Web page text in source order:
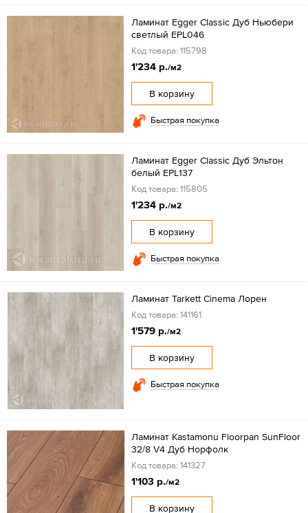
Ламинат Egger Classic Дуб Ньюбери
светлый EPL046
Код товара: 115798
1'234 р./м2
В корзину
Быстрая покупка
Ламинат Egger Classic Дуб Эльтон
белый EPL137
Код товара: 115805
1'234 р./м2
В корзину
Быстрая покупка
Ламинат Tarkett Cinema Лорен
Код товара: 141161
1'579 р./м2
В корзину
Быстрая покупка
Ламинат Kastamonu Floorpan SunFloor
32/8 V4 Дуб Норфолк
Код товара: 141327
1'103 р./м2
В корзину